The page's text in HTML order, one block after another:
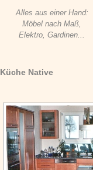
Alles aus einer Hand:
Möbel nach Maß,
Elektro, Gardinen...
Küche Native